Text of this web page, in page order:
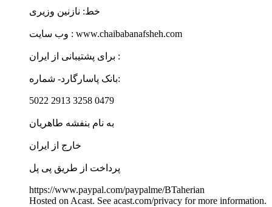
خط: نازنین وزیری
وب سايت : www.chaibabanafsheh.com
برای پشتیبانی از ایران :
بانک پاسارگارد- شماره:
5022 2913 3258 0479
به نام بنفشه طاهریان
خارج از ایران
پرداخت از طریق پی پل
https://www.paypal.com/paypalme/BTaherian
Hosted on Acast. See acast.com/privacy for more information.